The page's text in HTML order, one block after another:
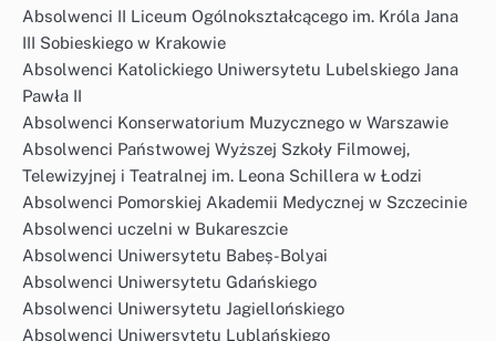
Absolwenci II Liceum Ogólnokształcącego im. Króla Jana
III Sobieskiego w Krakowie
Absolwenci Katolickiego Uniwersytetu Lubelskiego Jana
Pawła II
Absolwenci Konserwatorium Muzycznego w Warszawie
Absolwenci Państwowej Wyższej Szkoły Filmowej,
Telewizyjnej i Teatralnej im. Leona Schillera w Łodzi
Absolwenci Pomorskiej Akademii Medycznej w Szczecinie
Absolwenci uczelni w Bukareszcie
Absolwenci Uniwersytetu Babeș-Bolyai
Absolwenci Uniwersytetu Gdańskiego
Absolwenci Uniwersytetu Jagiellońskiego
Absolwenci Uniwersytetu Lublańskiego